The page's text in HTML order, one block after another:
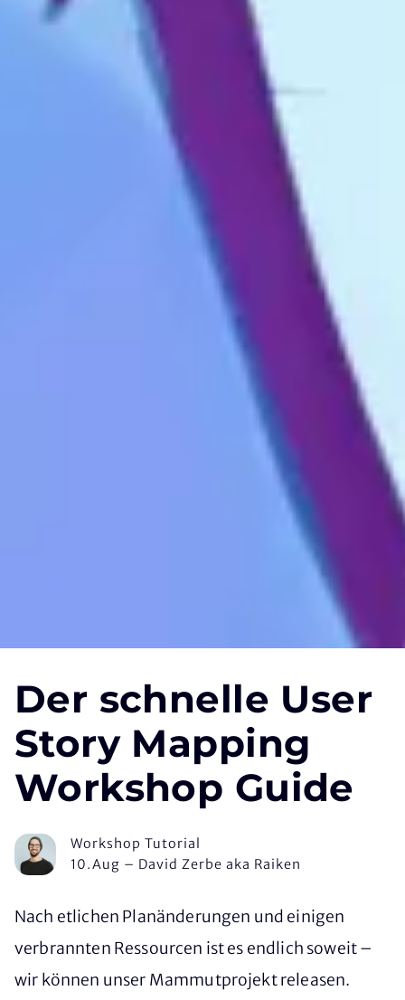
Der schnelle User
Story Mapping
Workshop Guide
Workshop Tutorial
10.Aug – David Zerbe aka Raiken
Nach etlichen Planänderungen und einigen
verbrannten Ressourcen ist es endlich soweit –
wir können unser Mam­mut­pro­jekt releasen.